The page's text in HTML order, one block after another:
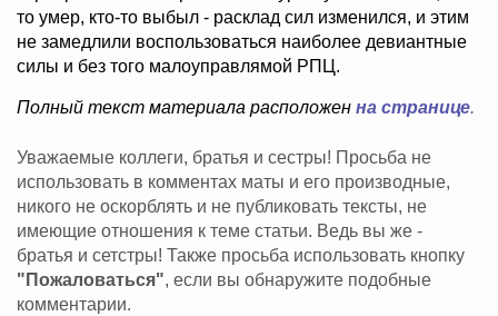
то умер, кто-то выбыл - расклад сил изменился, и этим
не замедлили воспользоваться наиболее девиантные
силы и без того малоуправлямой РПЦ.
Полный текст материала расположен на странице.
Уважаемые коллеги, братья и сестры! Просьба не
использовать в комментах маты и его производные,
никого не оскорблять и не публиковать тексты, не
имеющие отношения к теме статьи. Ведь вы же -
братья и сетстры! Также просьба использовать кнопку
"Пожаловаться", если вы обнаружите подобные
комментарии.